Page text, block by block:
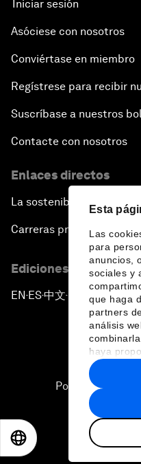
Esta
Las
para
anuncios,
sociales y
que haga
partners
análisis
haya
recopilado
hecho de
Iniciar sesión
Asóciese con nosotros
Conviértase en miembro
Regístrese para recibir
Suscríbase a nuestros
Contacte con nosotros
Enlaces directos
La sostenibilidad en el
Carreras profesionales
Ediciones en otros
EN ▪ ES▪中文▪ 日本語
Política de
2026 Foro